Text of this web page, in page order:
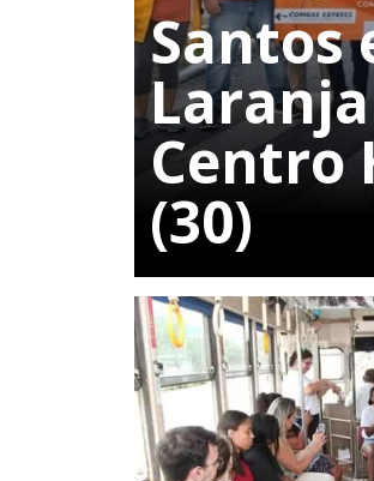
Santos
Centro
(30)